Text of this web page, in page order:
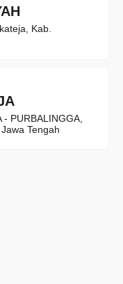
Kab.
- PURBALINGGA,
Tengah